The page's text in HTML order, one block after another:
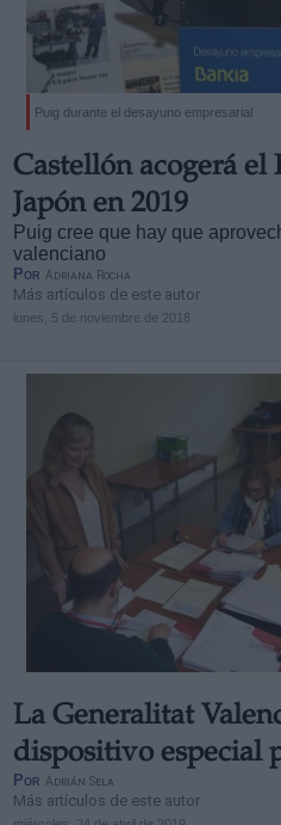
Puig durante el desayuno empresarial
Castellón acogerá el
Japón en 2019
Puig cree que hay que
valenciano
Por Adriana Rocha
Más artículos de este autor
lunes, 5 de noviembre de 2018
La Generalitat
dispositivo especial
Por Adrián Sela
Más artículos de este autor
Derechos:
Información adicional
link